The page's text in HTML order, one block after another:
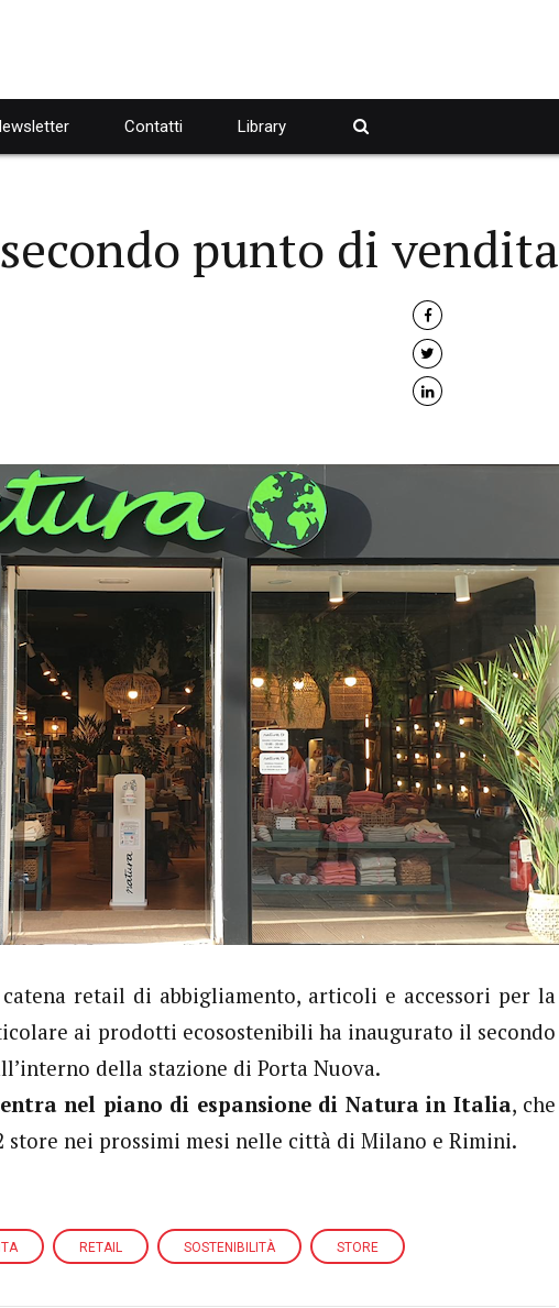
Contatti Library
punto di vendita
retail di abbigliamento, articoli e accessori per la
ai prodotti ecosostenibili ha inaugurato il secondo
della stazione di Porta Nuova.
nel piano di espansione di Natura in Italia, che
store nei prossimi mesi nelle città di Milano e Rimini.
RETAIL SOSTENIBILITÀ STORE